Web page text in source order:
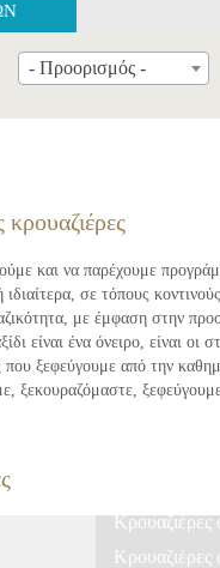
- Προορισμός -
κρουαζιέρες
και να παρέχουμε
σε τόπους
με έμφαση στην
είναι ένα όνειρο, είναι οι
ξεφεύγουμε από την
ξεκουραζόμαστε,
Κρουαζιέρες